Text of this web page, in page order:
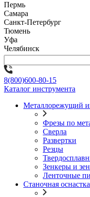
Пермь
Самара
Санкт-Петербург
Тюмень
Уфа
Челябинск
8(800)600-80-15
Каталог инструмента
Металлорежущий
Фрезы по
Сверла
Развертки
Резцы
Зенкеры и
Ленточные
Станочная оснастка